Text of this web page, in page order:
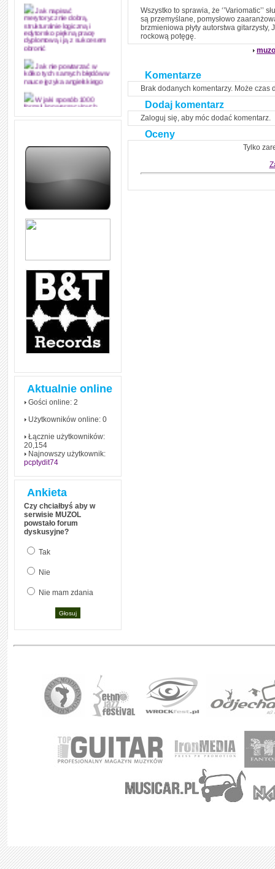
Jak napisać
merytorycznie dobrą,
strukturalnie logiczną i
edytorsko piękną pracę
dyplomową i ją z sukcesem
obronić
Jak nie powtarzać w
kółko tych samych błędów w
nauce języka angielskiego
W jaki sposób 1000
formuł konwersacyjnych
pozwoli Ci opanować język
Angielskie przyimki
zapamiętasz
zrozumiale wytłumaczył, na
czym polega mowa zależna
(reported speech) w języku
angielskim
dłużej!
Aktualnie online
Gości online: 2
Użytkowników online: 0
Łącznie użytkowników:
20,154
Najnowszy użytkownik:
pcptydit74
Ankieta
Czy chciałbyś aby w
serwisie MUZOL
powstało forum
dyskusyjne?
Tak
Nie
Nie mam zdania
Wszystko to sprawia, że
są przemyślane, pomysłowo
brzmieniowa płyty autorstwa gitarzysty,
rockową potęgę.
Komentarze
Brak dodanych komentarzy. Może czas
Dodaj komentarz
Zaloguj się, aby móc dodać komentarz.
Oceny
Tylko